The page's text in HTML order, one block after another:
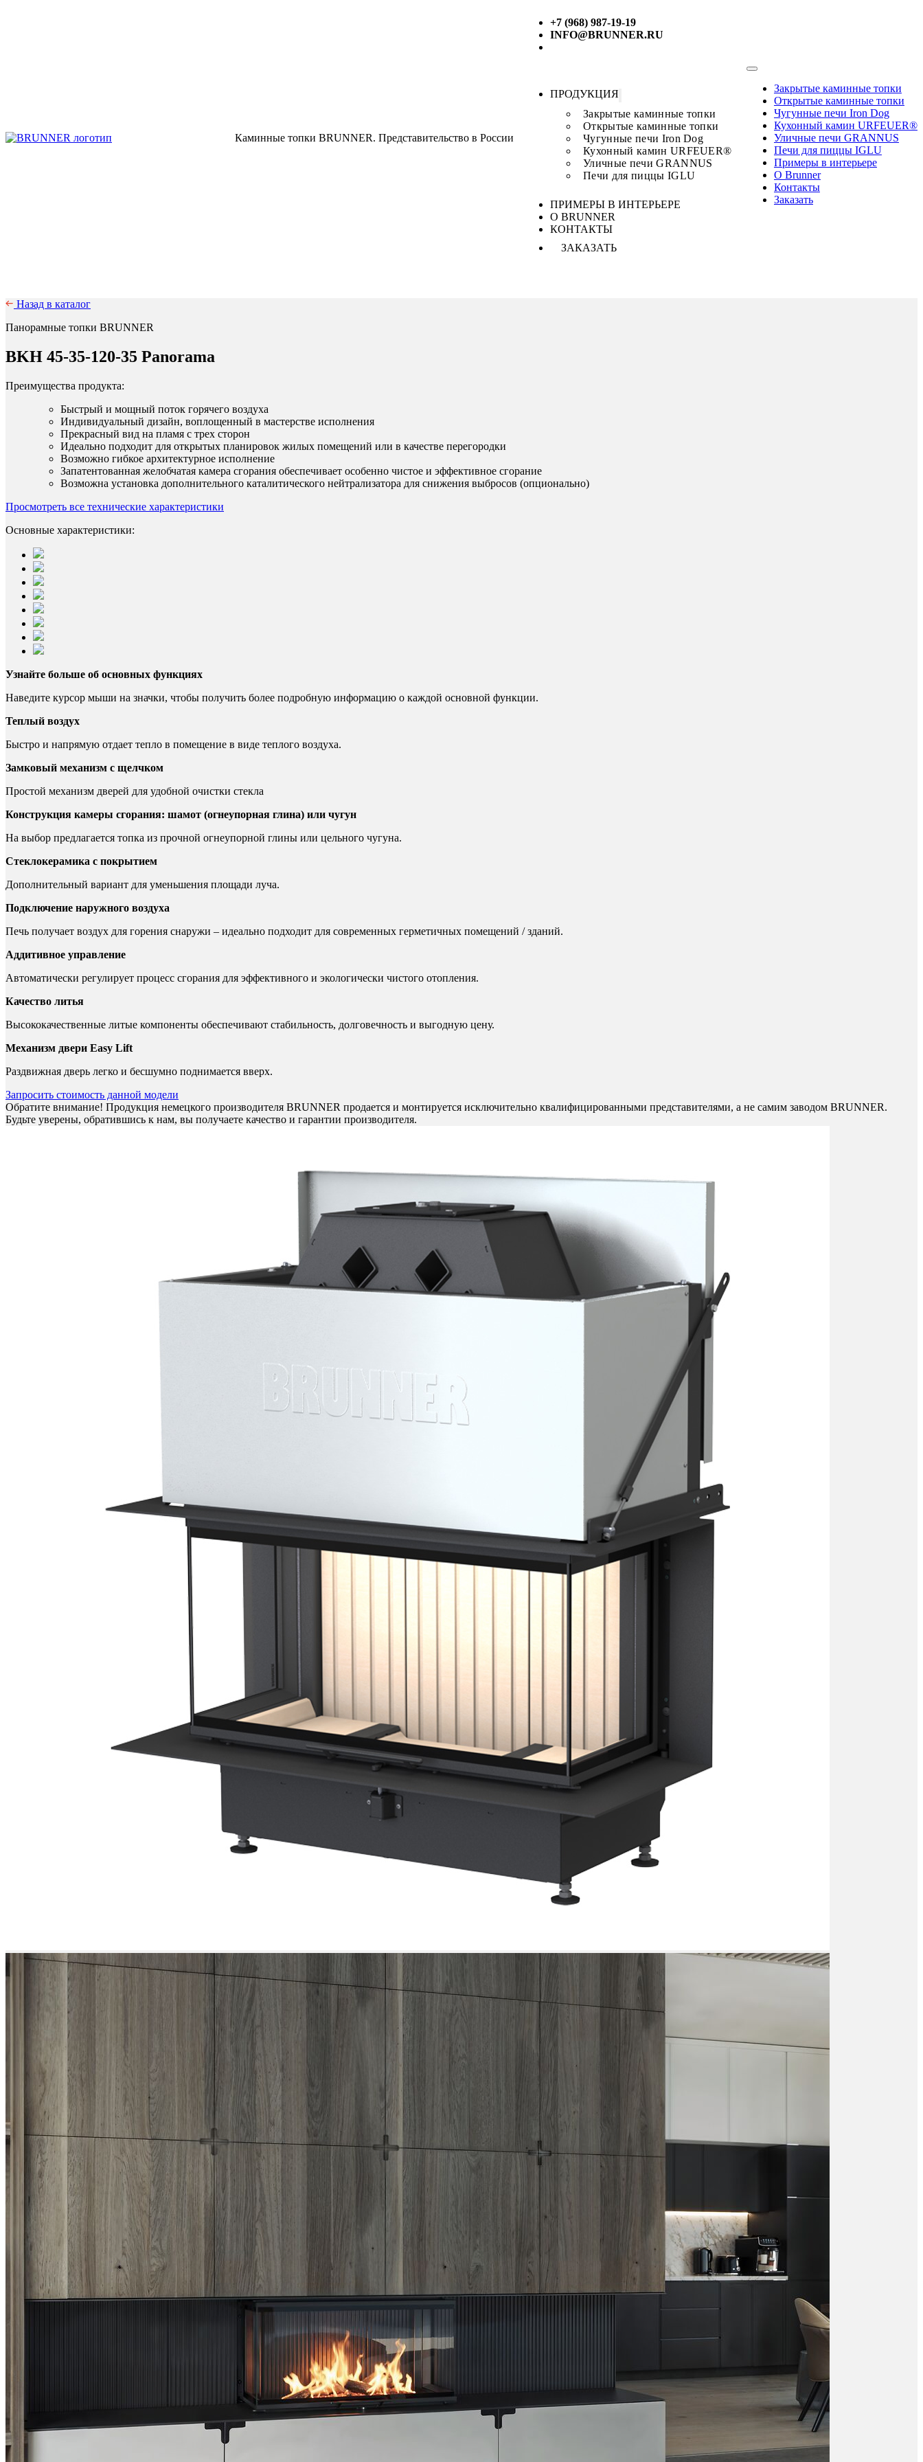
Каминные топки BRUNNER. Представительство в России
+7 (968) 987-19-19
INFO@BRUNNER.RU
ПРОДУКЦИЯ
Закрытые каминные топки
Открытые каминные топки
Чугунные печи Iron Dog
Кухонный камин URFEUER®
Уличные печи GRANNUS
Печи для пиццы IGLU
ПРИМЕРЫ В ИНТЕРЬЕРЕ
О BRUNNER
КОНТАКТЫ
ЗАКАЗАТЬ
Закрытые каминные топки
Открытые каминные топки
Чугунные печи Iron Dog
Кухонный камин URFEUER®
Уличные печи GRANNUS
Печи для пиццы IGLU
Примеры в интерьере
О Brunner
Контакты
Заказать
Назад в каталог
Панорамные топки BRUNNER
BKH 45-35-120-35 Panorama
Преимущества продукта:
Быстрый и мощный поток горячего воздуха
Индивидуальный дизайн, воплощенный в мастерстве исполнения
Прекрасный вид на пламя с трех сторон
Идеально подходит для открытых планировок жилых помещений или в качестве перегородки
Возможно гибкое архитектурное исполнение
Запатентованная желобчатая камера сгорания обеспечивает особенно чистое и эффективное сгорание
Возможна установка дополнительного каталитического нейтрализатора для снижения выбросов (опционально)
Просмотреть все технические характеристики
Основные характеристики:
Узнайте больше об основных функциях
Наведите курсор мыши на значки, чтобы получить более подробную информацию о каждой основной функции.
Теплый воздух
Быстро и напрямую отдает тепло в помещение в виде теплого воздуха.
Замковый механизм с щелчком
Простой механизм дверей для удобной очистки стекла
Конструкция камеры сгорания: шамот (огнеупорная глина) или чугун
На выбор предлагается топка из прочной огнеупорной глины или цельного чугуна.
Стеклокерамика с покрытием
Дополнительный вариант для уменьшения площади луча.
Подключение наружного воздуха
Печь получает воздух для горения снаружи – идеально подходит для современных герметичных помещений / зданий.
Аддитивное управление
Автоматически регулирует процесс сгорания для эффективного и экологически чистого отопления.
Качество литья
Высококачественные литые компоненты обеспечивают стабильность, долговечность и выгодную цену.
Механизм двери Easy Lift
Раздвижная дверь легко и бесшумно поднимается вверх.
Запросить стоимость данной модели
Обратите внимание! Продукция немецкого производителя BRUNNER продается и монтируется исключительно квалифицированными представителями, а не самим заводом BRUNNER.
Будьте уверены, обратившись к нам, вы получаете качество и гарантии производителя.